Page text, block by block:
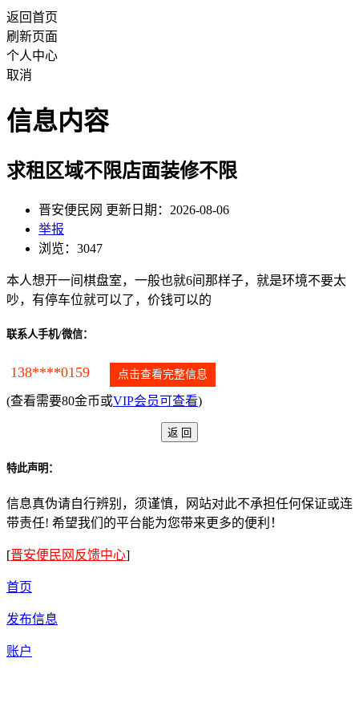
返回首页
刷新页面
个人中心
取消
信息内容
求租区域不限店面装修不限
晋安便民网 更新日期：2026-08-06
举报
浏览：3047
本人想开一间棋盘室，一般也就6间那样子，就是环境不要太
吵，有停车位就可以了，价钱可以的
联系人手机/微信：
138****0159 点击查看完整信息
(查看需要80金币或VIP会员可查看)
特此声明：
信息真伪请自行辨别，须谨慎，网站对此不承担任何保证或连
带责任! 希望我们的平台能为您带来更多的便利！
[晋安便民网反馈中心]
首页
发布信息
账户